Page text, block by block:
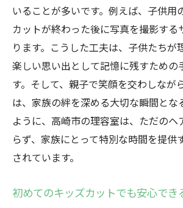
いることが多いです。例えば、子供用
カットが終わった後に写真を撮影する
ります。こうした工夫は、子供たちが
楽しい思い出として記憶に残すための
す。そして、親子で笑顔を交わしなが
は、家族の絆を深める大切な瞬間とな
ように、高崎市の理容室は、ただのヘ
らず、家族にとって特別な時間を提供
されています。
初めてのキッズカットでも安心でき